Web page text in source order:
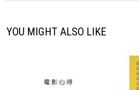
YOU MIGHT ALSO LIKE